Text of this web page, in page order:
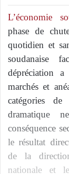
L’économie
phase de
quotidien et
soudanaise
dépréciation
marchés et
catégories
dramatique
conséquence
le résultat
de la
nationale et